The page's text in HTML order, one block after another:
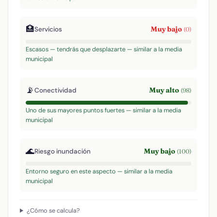
🏥Servicios Muy bajo (0)
Escasos — tendrás que desplazarte — similar a la media
municipal
📡Conectividad Muy alto (98)
Uno de sus mayores puntos fuertes — similar a la media
municipal
🌊Riesgo inundación Muy bajo (100)
Entorno seguro en este aspecto — similar a la media
municipal
¿Cómo se calcula?